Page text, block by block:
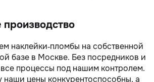
наклейки-пломбы на собственной
базе в Москве. Без посредников и
процессы под нашим контролем.
наши цены конкурентоспособны, а